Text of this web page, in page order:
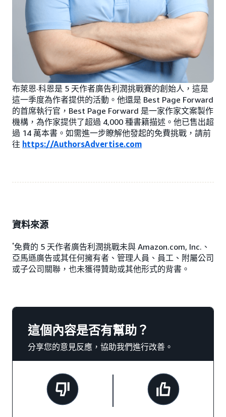
布萊恩·科恩是 5 天作者廣告利潤挑戰賽的創始人，這是
這一季度為作者提供的活動。他還是 Best Page Forward
的首席執行官，Best Page Forward 是一家作家文案製作
機構，為作家提供了超過 4,000 種書籍描述。他已售出超
過 14 萬本書。如需進一步瞭解他發起的免費挑戰，請前
往 https://AuthorsAdvertise.com
資料來源
*免費的 5 天作者廣告利潤挑戰未與 Amazon.com, Inc.、
亞馬遜廣告或其任何擁有者、管理人員、員工、附屬公司
或子公司關聯，也未獲得贊助或其他形式的背書。
這個內容是否有幫助？
分享您的意見反應，協助我們進行改善。